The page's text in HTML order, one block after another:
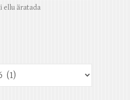
ellu äratada